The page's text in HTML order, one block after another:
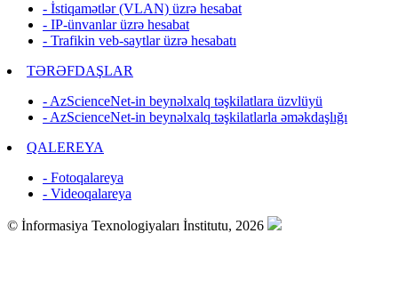
- İstiqamətlər (VLAN) üzrə hesabat
- IP-ünvanlar üzrə hesabat
- Trafikin veb-saytlar üzrə hesabatı
TƏRƏFDAŞLAR
- AzScienceNet-in beynəlxalq təşkilatlara üzvlüyü
- AzScienceNet-in beynəlxalq təşkilatlarla əməkdaşlığı
QALEREYA
- Fotoqalareya
- Videoqalareya
© İnformasiya Texnologiyaları İnstitutu, 2026